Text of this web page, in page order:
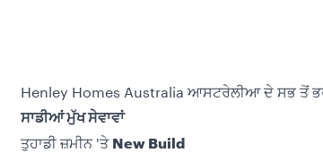
Henley Homes Australia ਆਸਟਰੇਲੀਆ ਦੇ ਸਭ ਤੋਂ
ਸਾਡੀਆਂਮੁੱਖਸੇਵਾਵਾਂ
ਤੁਹਾਡੀ ਜ਼ਮੀਨ 'ਤੇNew Build